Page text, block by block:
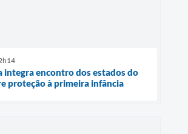
integra encontro dos estados do
proteção à primeira infância